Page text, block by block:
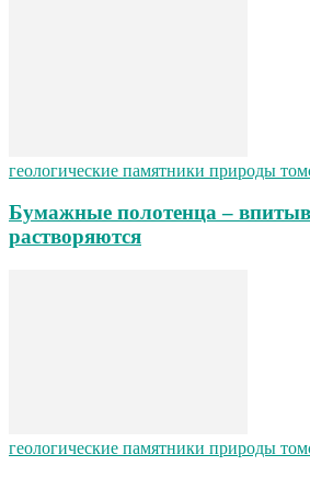
геологические памятники природы
Бумажные полотенца –
растворяются
геологические памятники природы